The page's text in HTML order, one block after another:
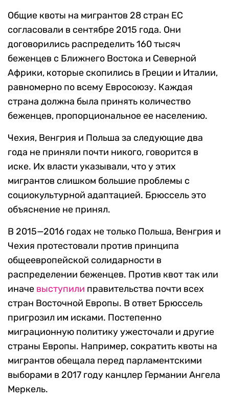
Общие квоты на мигрантов 28 стран ЕС
согласовали в сентябре 2015 года. Они
договорились распределить 160 тысяч
беженцев с Ближнего Востока и Северной
Африки, которые скопились в Греции и Италии,
равномерно по всему Евросоюзу. Каждая
страна должна была принять количество
беженцев, пропорциональное ее населению.
Чехия, Венгрия и Польша за следующие два
года не приняли почти никого, говорится в
иске. Их власти указывали, что у этих
мигрантов слишком большие проблемы с
социокультурной адаптацией. Брюссель это
объяснение не принял.
В 2015—2016 годах не только Польша, Венгрия и
Чехия протестовали против принципа
общеевропейской солидарности в
распределении беженцев. Против квот так или
иначе выступили правительства почти всех
стран Восточной Европы. В ответ Брюссель
пригрозил им исками. Постепенно
миграционную политику ужесточали и другие
страны Европы. Например, сократить квоты на
мигрантов обещала перед парламентскими
выборами в 2017 году канцлер Германии Ангела
Меркель.